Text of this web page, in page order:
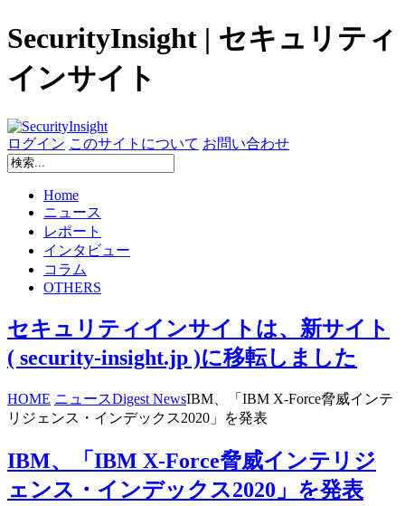
SecurityInsight | セキュリティ
インサイト
ログイン このサイトについて お問い合わせ
Home
ニュース
レポート
インタビュー
コラム
OTHERS
セキュリティインサイトは、新サイト
( security-insight.jp )に移転しました
HOME ニュースDigest NewsIBM、「IBM X-Force脅威インテ
リジェンス・インデックス2020」を発表
IBM、「IBM X-Force脅威インテリジ
ェンス・インデックス2020」を発表